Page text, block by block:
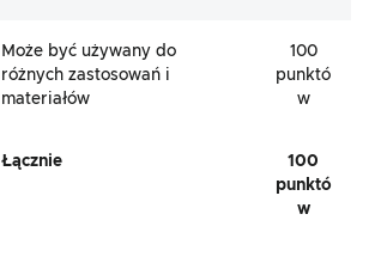
Może być używany do
różnych zastosowań i
materiałów
100
punktó
w
Łącznie
100
punktó
w